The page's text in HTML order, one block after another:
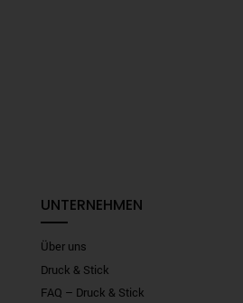
UNTERNEHMEN
Über uns
Druck & Stick
FAQ – Druck & Stick